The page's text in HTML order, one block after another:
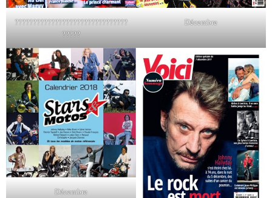
???????????????????????????????
?????
Décembre
Décembre